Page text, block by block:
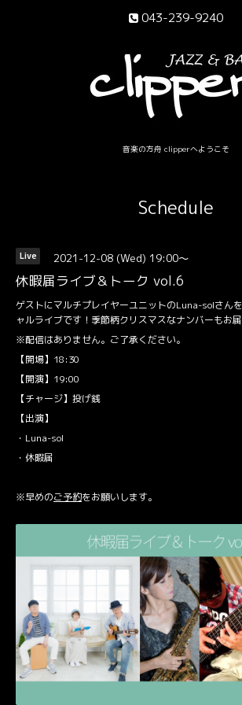
043-239-9240
音楽の方舟 clipperへようこそ
Schedule
Live 2021-12-08 (Wed) 19:00～
休暇届ライブ＆トーク vol.6
ゲストにマルチプレイヤーユニットのLuna-solさん
ャルライブです！季節柄クリスマスなナンバーもお
※配信はありません。ご了承ください。
【開場】18:30
【開演】19:00
【チャージ】投げ銭
【出演】
・Luna-sol
・休暇届
※早めのご予約をお願いします。